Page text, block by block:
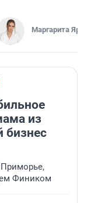
Маргарита
из
бизнес
Фиником